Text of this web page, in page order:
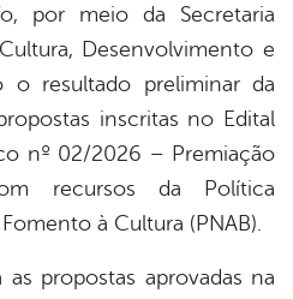
por meio da Secretaria
Desenvolvimento e
o resultado preliminar da
inscritas no Edital
nº 02/2026 – Premiação
recursos da Política
à Cultura (PNAB).
propostas aprovadas na